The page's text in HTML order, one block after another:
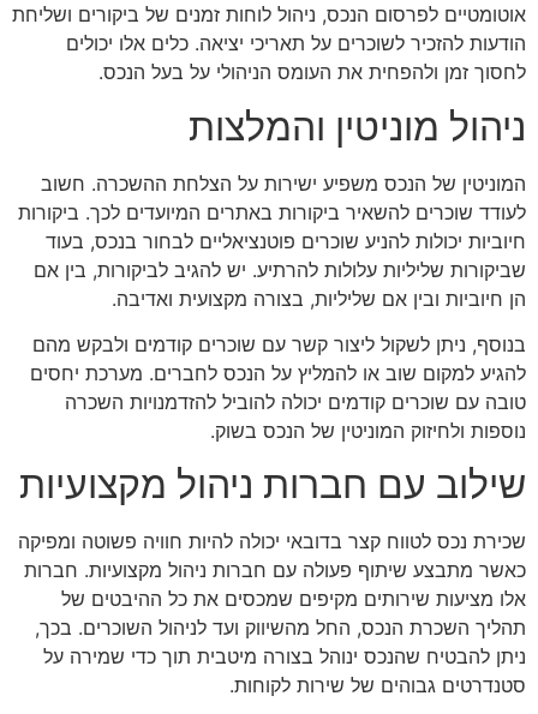
אוטומטיים לפרסום הנכס, ניהול לוחות זמנים של ביקורים ושליחת
הודעות להזכיר לשוכרים על תאריכי יציאה. כלים אלו יכולים
לחסוך זמן ולהפחית את העומס הניהולי על בעל הנכס.
ניהול מוניטין והמלצות
המוניטין של הנכס משפיע ישירות על הצלחת ההשכרה. חשוב
לעודד שוכרים להשאיר ביקורות באתרים המיועדים לכך. ביקורות
חיוביות יכולות להניע שוכרים פוטנציאליים לבחור בנכס, בעוד
שביקורות שליליות עלולות להרתיע. יש להגיב לביקורות, בין אם
הן חיוביות ובין אם שליליות, בצורה מקצועית ואדיבה.
בנוסף, ניתן לשקול ליצור קשר עם שוכרים קודמים ולבקש מהם
להגיע למקום שוב או להמליץ על הנכס לחברים. מערכת יחסים
טובה עם שוכרים קודמים יכולה להוביל להזדמנויות השכרה
נוספות ולחיזוק המוניטין של הנכס בשוק.
שילוב עם חברות ניהול מקצועיות
שכירת נכס לטווח קצר בדובאי יכולה להיות חוויה פשוטה ומפיקה
כאשר מתבצע שיתוף פעולה עם חברות ניהול מקצועיות. חברות
אלו מציעות שירותים מקיפים שמכסים את כל ההיבטים של
תהליך השכרת הנכס, החל מהשיווק ועד לניהול השוכרים. בכך,
ניתן להבטיח שהנכס ינוהל בצורה מיטבית תוך כדי שמירה על
סטנדרטים גבוהים של שירות לקוחות.